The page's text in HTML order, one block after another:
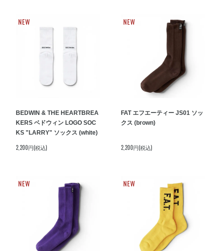
NEW
BEDWIN & THE HEARTBREA
KERS ベドウィン LOGO SOC
KS "LARRY" ソックス (white)
2,200円(税込)
NEW
FAT エフエーティー JS01 ソッ
クス (brown)
2,200円(税込)
NEW NEW